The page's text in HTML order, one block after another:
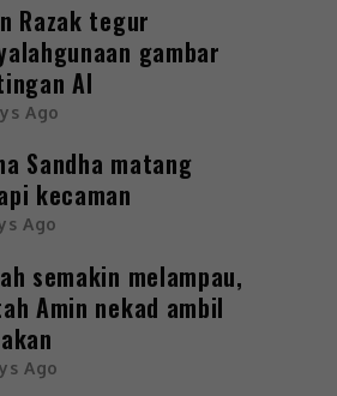
Razak tegur
gambar
AI
Ago
Sandha matang
kecaman
Ago
semakin melampau,
Amin nekad ambil
Ago